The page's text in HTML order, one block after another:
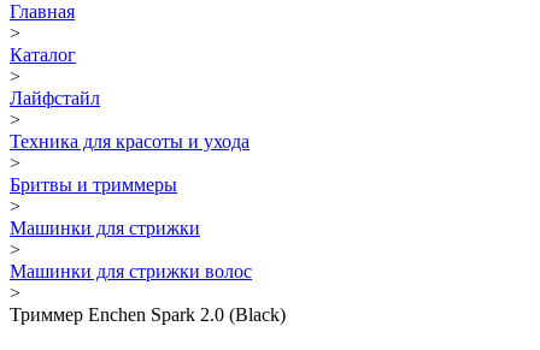
Главная
>
Каталог
>
Лайфстайл
>
Техника для красоты и ухода
>
Бритвы и триммеры
>
Машинки для стрижки
>
Машинки для стрижки волос
>
Триммер Enchen Spark 2.0 (Black)